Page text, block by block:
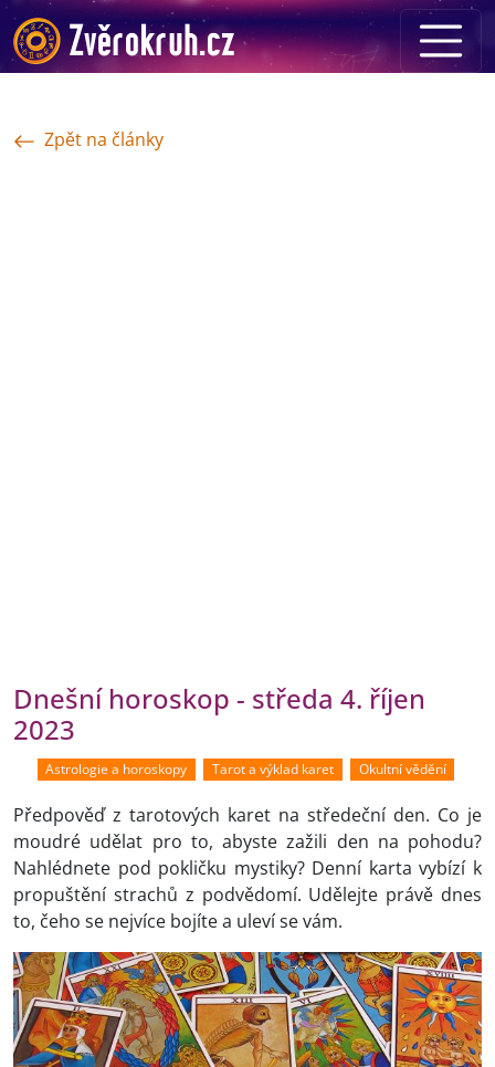
Zpět na články
Dnešní horoskop - středa 4. říjen
2023
Astrologie a horoskopy Tarot a výklad karet Okultní vědění
Předpověď z tarotových karet na středeční den. Co je
moudré udělat pro to, abyste zažili den na pohodu?
Nahlédnete pod pokličku mystiky? Denní karta vybízí k
propuštění strachů z podvědomí. Udělejte právě dnes
to, čeho se nejvíce bojíte a uleví se vám.